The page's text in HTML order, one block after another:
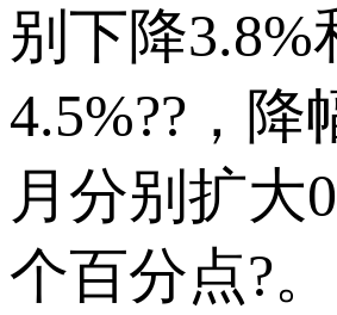
别下降3.8%
4.5%??，降
月分别扩大
个百分点?。